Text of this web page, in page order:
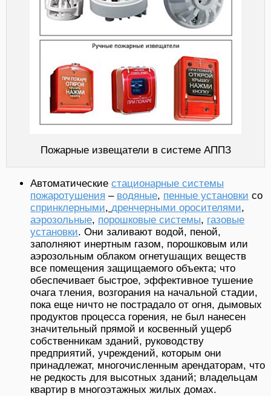
Пожарные извещатели в системе АППЗ
Автоматические стационарные системы
пожаротушения – водяные, пенные установки со
спринклерными, дренчерными оросителями,
аэрозольные, порошковые системы, газовые
установки. Они заливают водой, пеной,
заполняют инертным газом, порошковым или
аэрозольным облаком огнетушащих веществ
все помещения защищаемого объекта; что
обеспечивает быстрое, эффективное тушение
очага тления, возгорания на начальной стадии,
пока еще ничто не пострадало от огня, дымовых
продуктов процесса горения, не был нанесен
значительный прямой и косвенный ущерб
собственникам зданий, руководству
предприятий, учреждений, которым они
принадлежат, многочисленным арендаторам, что
не редкость для высотных зданий; владельцам
квартир в многоэтажных жилых домах.